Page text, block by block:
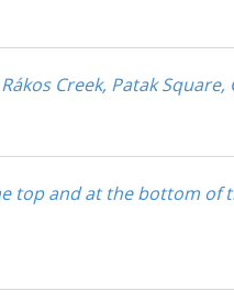
Creek, Patak Square,
top and at the bottom of